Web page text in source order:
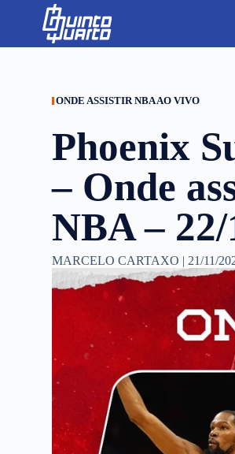
p
ONDE ASSISTIR NBA AO VIVO
Phoenix
– Onde
NBA – 22/
MARCELO CARTAXO | 21/11/